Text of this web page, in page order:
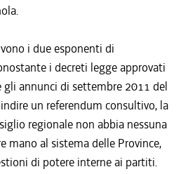
i due esponenti di
i decreti legge approvati
annunci di settembre 2011 del
un referendum consultivo, la
regionale non abbia nessuna
mano al sistema delle Province,
di potere interne ai partiti.